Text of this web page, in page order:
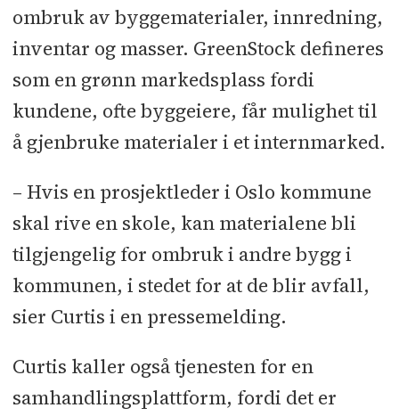
ombruk av byggematerialer, innredning,
inventar og masser. GreenStock defineres
som en grønn markedsplass fordi
kundene, ofte byggeiere, får mulighet til
å gjenbruke materialer i et internmarked.
– Hvis en prosjektleder i Oslo kommune
skal rive en skole, kan materialene bli
tilgjengelig for ombruk i andre bygg i
kommunen, i stedet for at de blir avfall,
sier Curtis i en pressemelding.
Curtis kaller også tjenesten for en
samhandlingsplattform, fordi det er